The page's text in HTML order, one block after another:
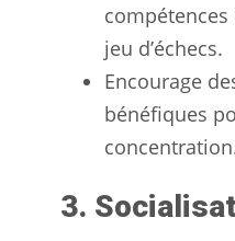
compétences
jeu d’échecs.
Encourage
bénéfiques
3.